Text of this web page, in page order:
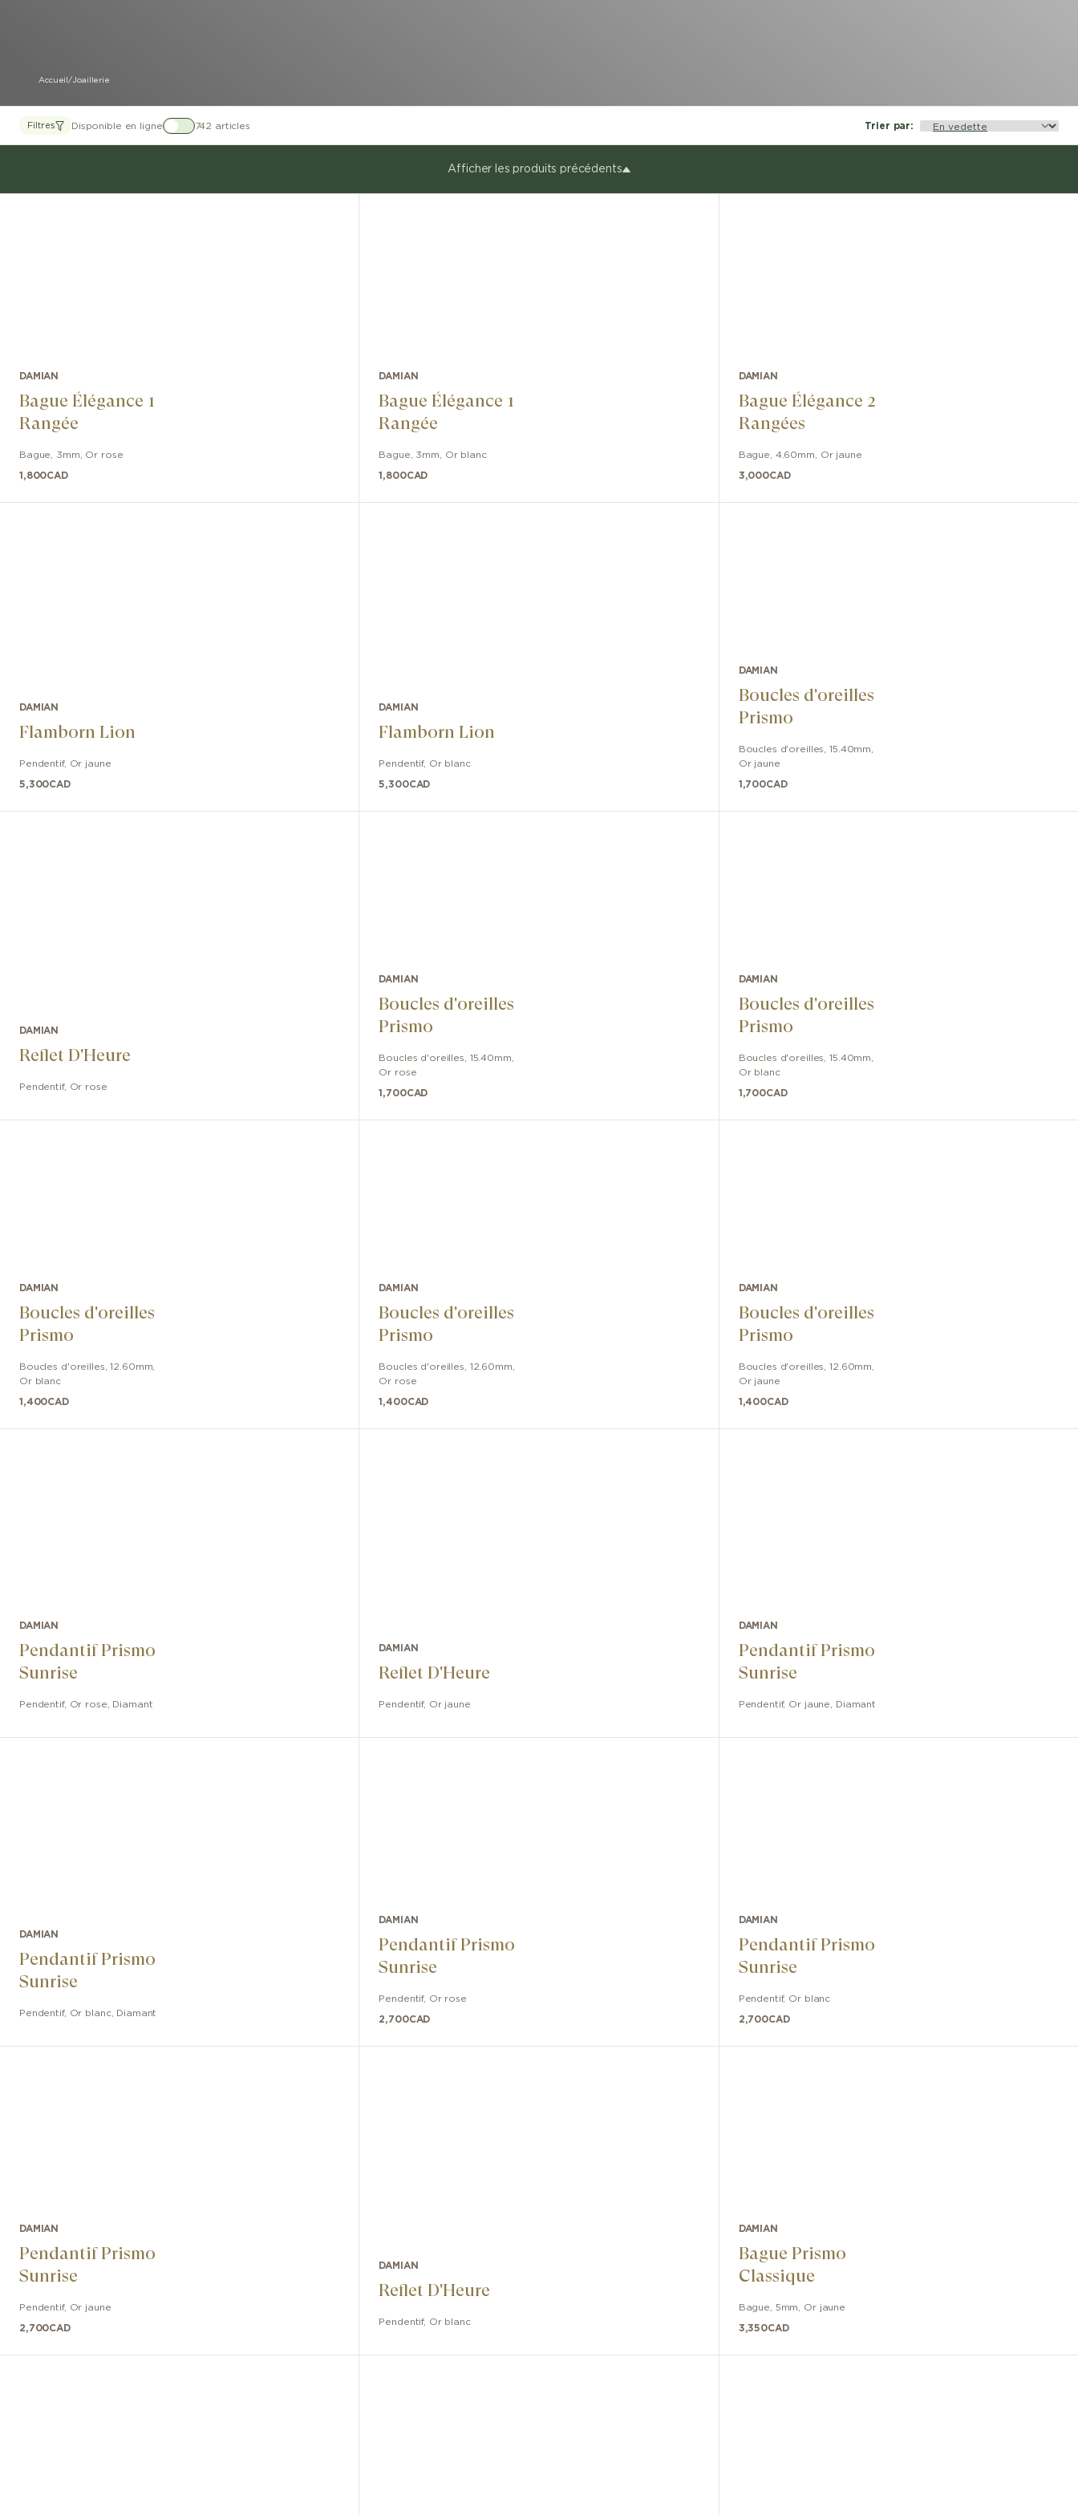
Accueil/Joaillerie
Filtres Disponible en ligne 742 articles Trier par:
Afficher les produits précédents
DAMIAN
Bague Élégance 1
Rangée
Bague 3mm Or rose
1,800CAD
DAMIAN
Bague Élégance 1
Rangée
Bague 3mm Or blanc
1,800CAD
DAMIAN
Bague Élégance 2
Rangées
Bague 4.60mm Or jaune
3,000CAD
DAMIAN
Flamborn Lion
Pendentif, Or jaune
5,300CAD
DAMIAN
Flamborn Lion
Pendentif, Or blanc
5,300CAD
DAMIAN
Boucles d'oreilles
Prismo
Boucles d'oreilles ,15.40mm
Or jaune
1,700CAD
DAMIAN
Reflet D'Heure
Pendentif, Or rose
DAMIAN
Boucles d'oreilles
Prismo
Boucles d'oreilles 15.40mm
Or rose
1,700CAD
DAMIAN
Boucles d'oreilles
Prismo
Boucles d'oreilles ,15.40mm
Or blanc
1,700CAD
DAMIAN
Boucles d'oreilles
Prismo
Boucles d'oreilles ,12.60mm
Or blanc
1,400CAD
DAMIAN
Boucles d'oreilles
Prismo
Boucles d'oreilles 12.60mm
Or rose
1,400CAD
DAMIAN
Boucles d'oreilles
Prismo
Boucles d'oreilles ,12.60mm
Or jaune
1,400CAD
DAMIAN
Pendantif Prismo
Sunrise
Pendentif, Or rose, Diamant
DAMIAN
Reflet D'Heure
Pendentif, Or jaune
DAMIAN
Pendantif Prismo
Sunrise
Pendentif, Or jaune, Diamant
DAMIAN
Pendantif Prismo
Sunrise
Pendentif, Or blanc, Diamant
DAMIAN
Pendantif Prismo
Sunrise
Pendentif, Or rose
2,700CAD
DAMIAN
Pendantif Prismo
Sunrise
Pendentif, Or blanc
2,700CAD
DAMIAN
Pendantif Prismo
Sunrise
Pendentif, Or jaune
2,700CAD
DAMIAN
Reflet D'Heure
Pendentif, Or blanc
DAMIAN
Bague Prismo
Classique
Bague 5mm Or jaune
3,350CAD